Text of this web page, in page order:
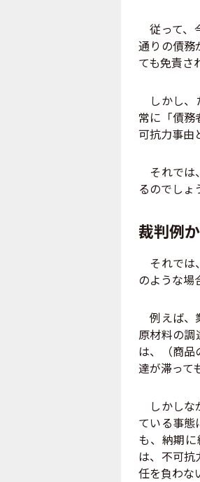
従って、
通りの債務
ても免責さ
しかし、
常に「債務
可抗力事由
それでは
るのでしょ
裁判例
それでは
のような場
例えば、
原材料の調
は、（商品
達が滞って
しかしな
ている事態
も、納期
は、不可抗
任を負わな